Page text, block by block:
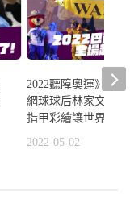
2022聽障奧運》上
網球球后林家文掌
指甲彩繪讓世界看
2022-05-02